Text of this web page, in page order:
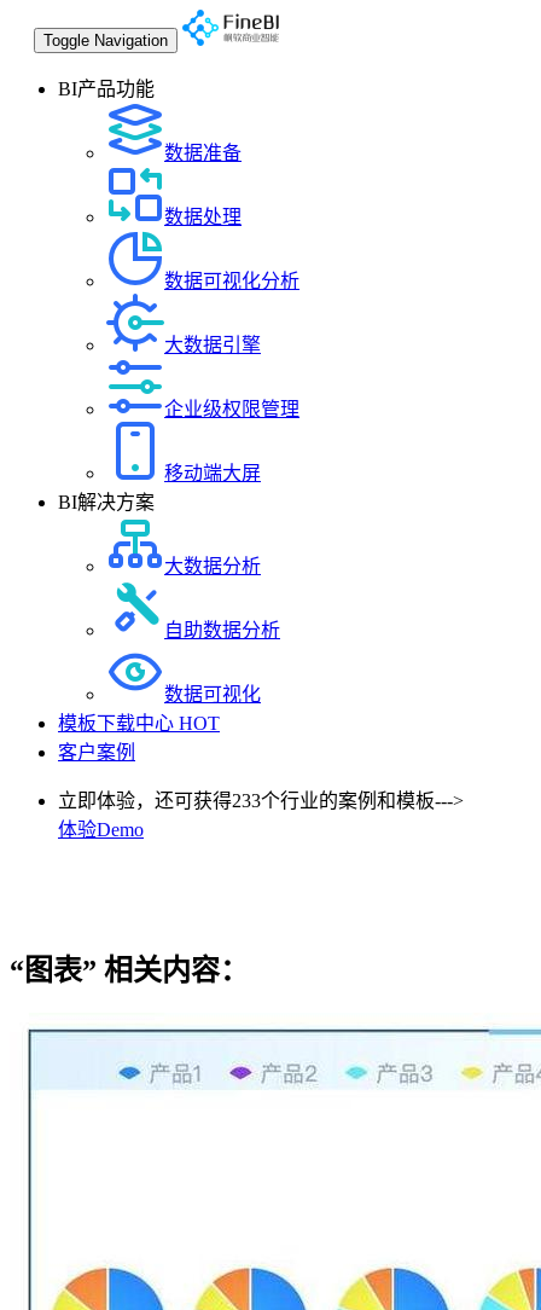
Toggle Navigation
BI产品功能
数据准备
数据处理
数据可视化分析
大数据引擎
企业级权限管理
移动端大屏
BI解决方案
大数据分析
自助数据分析
数据可视化
模板下载中心 HOT
客户案例
立即体验，还可获得233个行业的案例和模板--->
体验Demo
“图表” 相关内容：